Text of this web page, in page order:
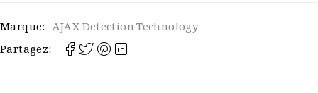
Marque: AJAX Detection Technology
Partagez: